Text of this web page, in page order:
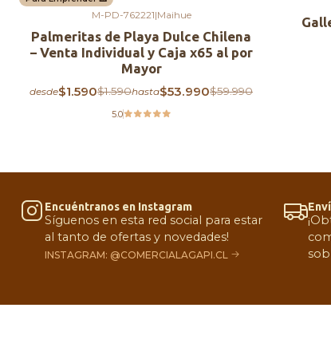
M-PD-762221|Maihue
Palmeritas de Playa Dulce Chilena
– Venta Individual y Caja x65 al por
Mayor
desde$1.590$1.590hasta$53.990$59.990
5.0
Encuéntranos en Instagram
Síguenos en esta red social para estar
al tanto de ofertas y novedades!
INSTAGRAM: @COMERCIALAGAPI.CL